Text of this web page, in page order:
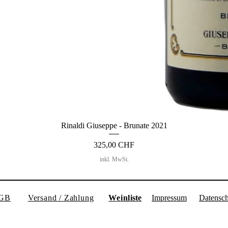
Rinaldi Giuseppe - Brunate 2021
Preis
325,00 CHF
inkl. MwSt.
Versand / Zahlung Weinliste Impressum